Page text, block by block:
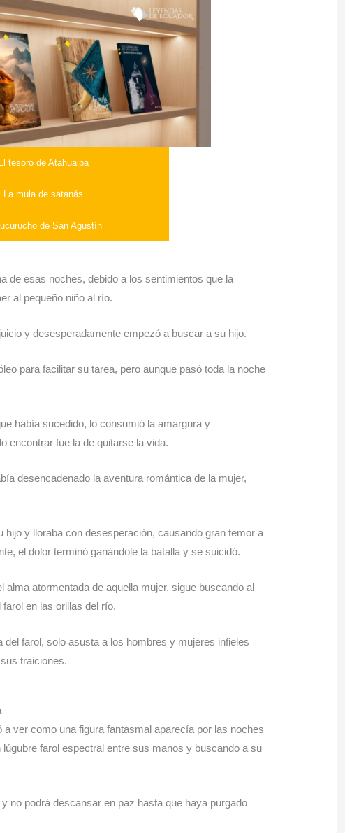
tesoro de Atahualpa
La mula de satanás
de San Agustín
de esas noches, debido a los sentimientos que la
al pequeño niño al río.
y desesperadamente empezó a buscar a su hijo.
para facilitar su tarea, pero aunque pasó toda la noche
había sucedido, lo consumió la amargura y
encontrar fue la de quitarse la vida.
desencadenado la aventura romántica de la mujer,
hijo y lloraba con desesperación, causando gran temor a
el dolor terminó ganándole la batalla y se suicidó.
alma atormentada de aquella mujer, sigue buscando al
en las orillas del río.
farol, solo asusta a los hombres y mujeres infieles
traiciones.
ver como una figura fantasmal aparecía por las noches
farol espectral entre sus manos y buscando a su
no podrá descansar en paz hasta que haya purgado